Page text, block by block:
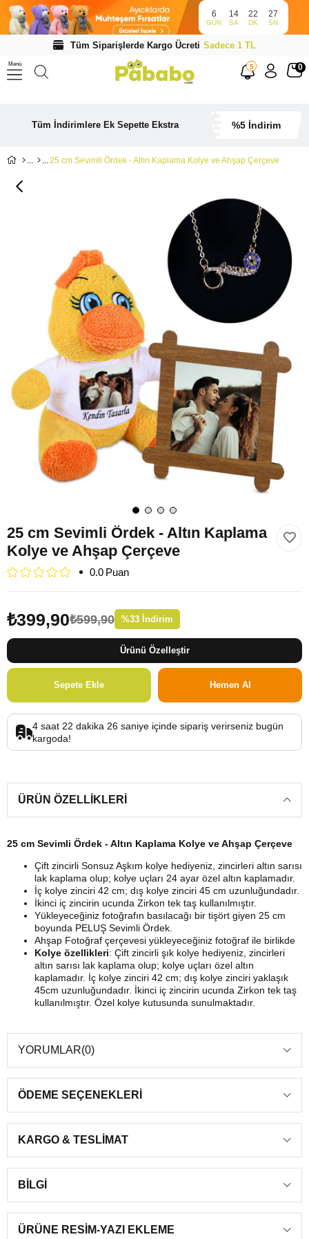
6
GÜN
14
SA
22
DK
26
SN
Tüm Siparişlerde Kargo Ücreti Sadece 1 TL
Menü 5 0
Tüm İndirimlere Ek Sepette Ekstra %5 İndirim
25 cm Sevimli Ördek - Altın Kaplama Kolye ve Ahşap Çerçeve
25 cm Sevimli Ördek - Altın Kaplama
Kolye ve Ahşap Çerçeve
0.0
₺599,90
₺399,90 %33 İndirim
Ürünü Özelleştir
4 saat 22 dakika 25 saniye içinde sipariş verirseniz bugün
kargoda!
ÜRÜN ÖZELLIKLERI
25 cm Sevimli Ördek - Altın Kaplama Kolye ve Ahşap Çerçeve
Çift zincirli Sonsuz Aşkım kolye hediyeniz, zincirleri altın sarısı
lak kaplama olup; kolye uçları 24 ayar özel altın kaplamadır.
İç kolye zinciri 42 cm; dış kolye zinciri 45 cm uzunluğundadır.
İkinci iç zincirin ucunda Zirkon tek taş kullanılmıştır.
Yükleyeceğiniz fotoğrafın basılacağı bir tişört giyen 25 cm
boyunda PELUŞ Sevimli Ördek.
Ahşap Fotoğraf çerçevesi yükleyeceğiniz fotoğraf ile birlikde
Kolye özellikleri: Çift zincirli şık kolye hediyeniz, zincirleri
altın sarısı lak kaplama olup; kolye uçları özel altın
kaplamadır. İç kolye zinciri 42 cm; dış kolye zinciri yaklaşık
45cm uzunluğundadır. İkinci iç zincirin ucunda Zirkon tek taş
kullanılmıştır. Özel kolye kutusunda sunulmaktadır.
YORUMLAR(0)
ÖDEME SEÇENEKLERI
KARGO & TESLIMAT
BILGI
ÜRÜNE RESIM-YAZI EKLEME